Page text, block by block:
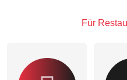
Restaurant-Eintrag zu stellen.
Für